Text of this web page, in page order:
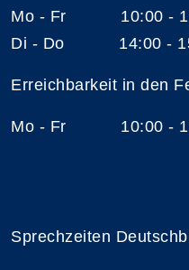
Mo - Fr 10:00 -
Di - Do 14:00 -
Erreichbarkeit in den
Mo - Fr 10:00 -
Sprechzeiten